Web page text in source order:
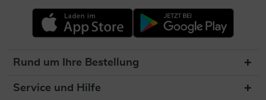
Rund um Ihre Bestellung
Service und Hilfe